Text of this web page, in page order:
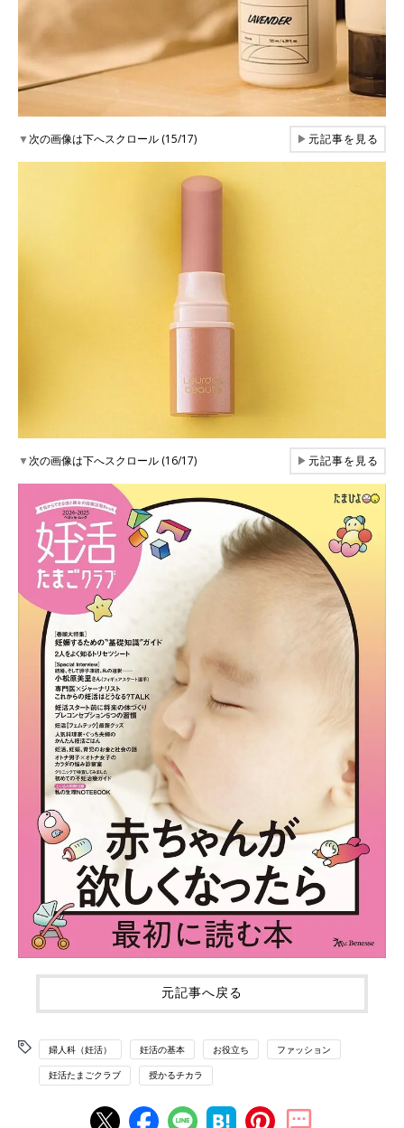
▼次の画像は下へスクロール (15/17) ▶元記事を見る
▼次の画像は下へスクロール (16/17) ▶元記事を見る
元記事へ戻る
婦人科（妊活） 妊活の基本 お役立ち ファッション
妊活たまごクラブ 授かるチカラ